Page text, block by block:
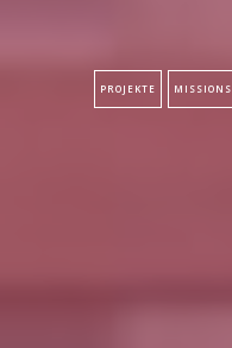
PROJEKTE